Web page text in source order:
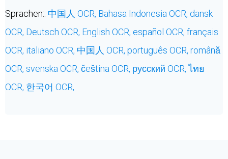
Sprachen:: 中国人 OCR, Bahasa Indonesia OCR, dansk
OCR, Deutsch OCR, English OCR, español OCR, français
OCR, italiano OCR, 中国人 OCR, português OCR, română
OCR, svenska OCR, čeština OCR, русский OCR,ไทย
OCR, 한국어 OCR,